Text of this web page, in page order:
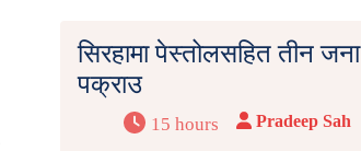
सिरहामा पेस्तोलसहित तीन जना
पक्राउ
15 hours Pradeep Sah